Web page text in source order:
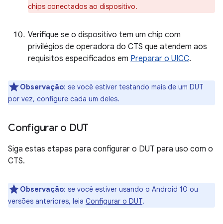
chips conectados ao dispositivo.
Verifique se o dispositivo tem um chip com
privilégios de operadora do CTS que atendem aos
requisitos especificados em Preparar o UICC.
Observação: se você estiver testando mais de um DUT
por vez, configure cada um deles.
Configurar o DUT
Siga estas etapas para configurar o DUT para uso com o
CTS.
Observação: se você estiver usando o Android 10 ou
versões anteriores, leia Configurar o DUT.